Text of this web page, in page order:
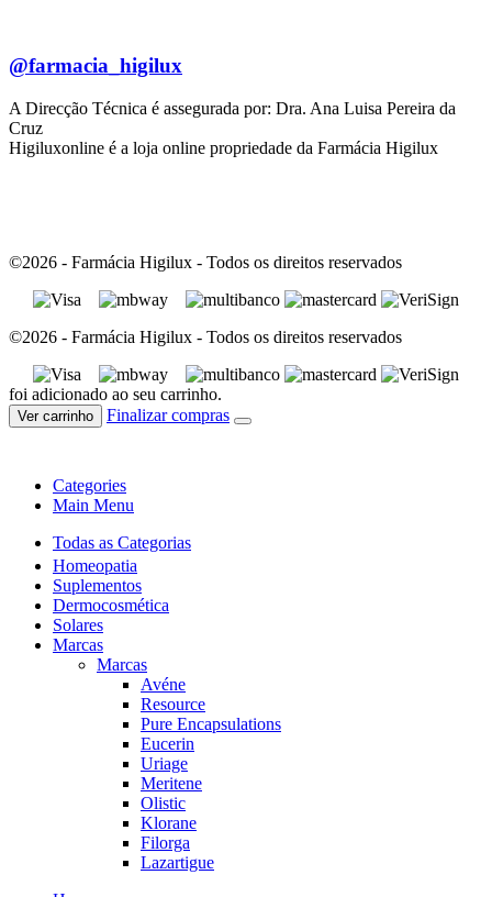
@farmacia_higilux
A Direcção Técnica é assegurada por: Dra. Ana Luisa Pereira da
Cruz
Higiluxonline é a loja online propriedade da Farmácia Higilux
©2026 - Farmácia Higilux - Todos os direitos reservados
©2026 - Farmácia Higilux - Todos os direitos reservados
foi adicionado ao seu carrinho.
Ver carrinho Finalizar compras
Categories
Main Menu
Todas as Categorias
Homeopatia
Suplementos
Dermocosmética
Solares
Marcas
Marcas
Avéne
Resource
Pure Encapsulations
Eucerin
Uriage
Meritene
Olistic
Klorane
Filorga
Lazartigue